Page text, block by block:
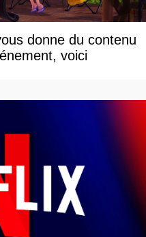
donne du contenu
voici